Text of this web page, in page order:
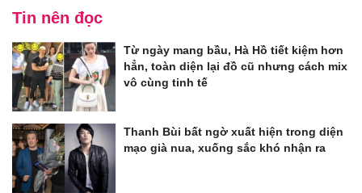
Tin nên đọc
Từ ngày mang bầu, Hà Hồ tiết kiệm hơn
hẳn, toàn diện lại đồ cũ nhưng cách mix
vô cùng tinh tế
Thanh Bùi bất ngờ xuất hiện trong diện
mạo già nua, xuống sắc khó nhận ra